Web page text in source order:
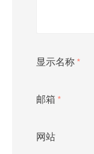
显示名称 *
邮箱 *
网站